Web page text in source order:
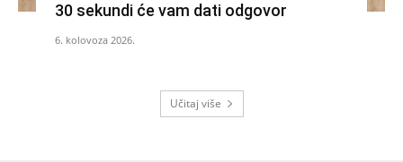
30 sekundi će vam dati odgovor
6. kolovoza 2026.
Učitaj više